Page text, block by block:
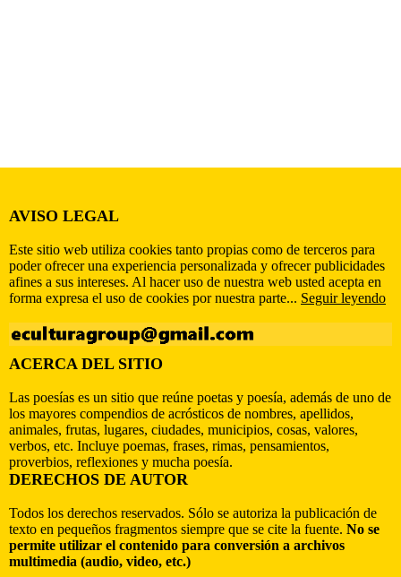
AVISO LEGAL
Este sitio web utiliza cookies tanto propias como de terceros para
poder ofrecer una experiencia personalizada y ofrecer publicidades
afines a sus intereses. Al hacer uso de nuestra web usted acepta en
forma expresa el uso de cookies por nuestra parte... Seguir leyendo
ACERCA DEL SITIO
Las poesías es un sitio que reúne poetas y poesía, además de uno de
los mayores compendios de acrósticos de nombres, apellidos,
animales, frutas, lugares, ciudades, municipios, cosas, valores,
verbos, etc. Incluye poemas, frases, rimas, pensamientos,
proverbios, reflexiones y mucha poesía.
DERECHOS DE AUTOR
Todos los derechos reservados. Sólo se autoriza la publicación de
texto en pequeños fragmentos siempre que se cite la fuente. No se
permite utilizar el contenido para conversión a archivos
multimedia (audio, video, etc.)